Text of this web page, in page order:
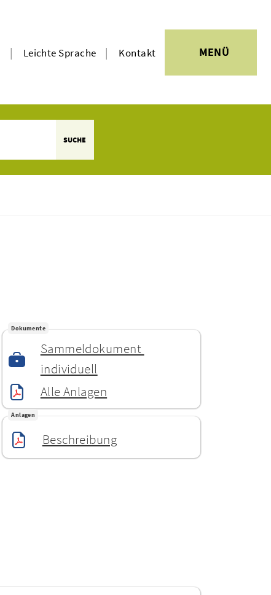
| Leichte Sprache | Kontakt MENÜ
SUCHE
Dokumente
Sammeldokument
individuell
Alle Anlagen
Anlagen
Beschreibung